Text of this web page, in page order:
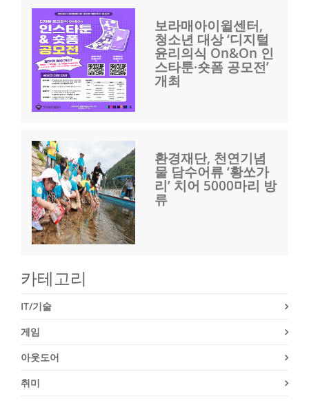
보라매아이윌센터,
청소년 대상 ‘디지털
윤리의식 On&On 인
스타툰·숏폼 공모전’
개최
환경재단, 천연기념
물 담수어류 ‘황쏘가
리’ 치어 5000마리 방
류
카테고리
IT/기술
게임
아웃도어
취미